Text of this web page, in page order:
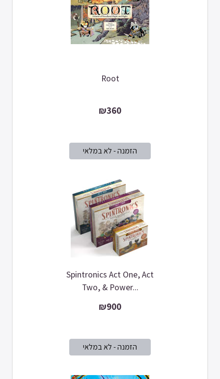
Root
₪360
Spintronics Act One, Act
Two, & Power...
₪900